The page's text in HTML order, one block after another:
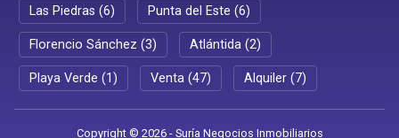
Las Piedras (6) Punta del Este (6)
Florencio Sánchez (3) Atlántida (2)
Playa Verde (1) Venta (47) Alquiler (7)
Copyright © 2026 - Suría Negocios Inmobiliarios